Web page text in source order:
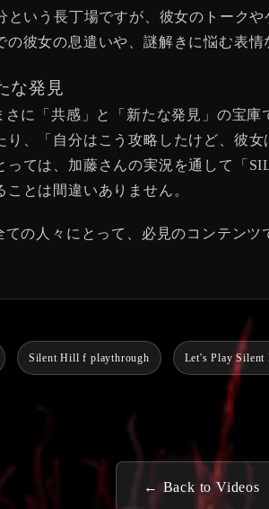
いう長丁場ですが、彼女のトーク
彼女の息遣いや、謎解きに悩む表情
な発見
に「共感」と「新たな発見」の宝
、「自分はこう攻略したけど、彼
っては、加藤さんの実況を通して「
とは間違いありません。
の人々にとって、必見のコンテン
Silent Hill f playthrough Let's Play
← Back to Videos